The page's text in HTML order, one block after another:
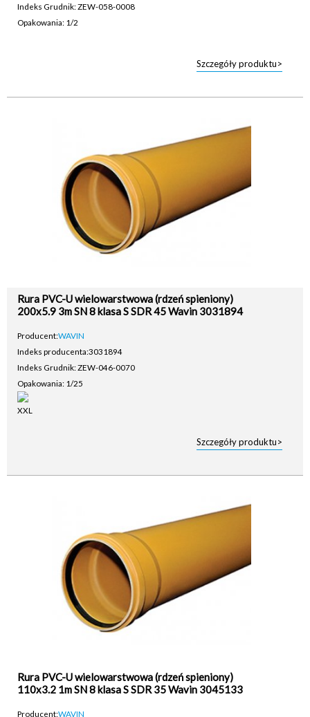
Indeks Grudnik: ZEW-058-0008
Opakowania: 1/2
Szczegóły produktu>
Rura PVC-U wielowarstwowa (rdzeń spieniony)
200x5.9 3m SN 8 klasa S SDR 45 Wavin 3031894
Producent:WAVIN
Indeks producenta:3031894
Indeks Grudnik: ZEW-046-0070
Opakowania: 1/25
Szczegóły produktu>
Rura PVC-U wielowarstwowa (rdzeń spieniony)
110x3.2 1m SN 8 klasa S SDR 35 Wavin 3045133
Producent:WAVIN